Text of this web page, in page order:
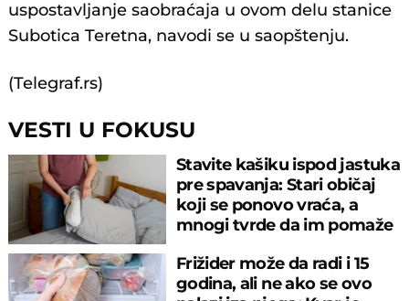
uspostavljanje saobraćaja u ovom delu stanice
Subotica Teretna, navodi se u saopštenju.
(Telegraf.rs)
VESTI U FOKUSU
Stavite kašiku ispod jastuka
pre spavanja: Stari običaj
koji se ponovo vraća, a
mnogi tvrde da im pomaže
Frižider može da radi i 15
godina, ali ne ako se ovo